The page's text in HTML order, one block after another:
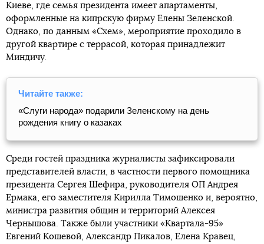
Киеве, где семья президента имеет апартаменты,
оформленные на кипрскую фирму Елены Зеленской.
Однако, по данным «Схем», мероприятие проходило в
другой квартире с террасой, которая принадлежит
Миндичу.
Читайте также:
«Слуги народа» подарили Зеленскому на день
рождения книгу о казаках
Среди гостей праздника журналисты зафиксировали
представителей власти, в частности первого помощника
президента Сергея Шефира, руководителя ОП Андрея
Ермака, его заместителя Кирилла Тимошенко и, вероятно,
министра развития общин и территорий Алексея
Чернышова. Также были участники «Квартала-95»
Евгений Кошевой, Александр Пикалов, Елена Кравец,